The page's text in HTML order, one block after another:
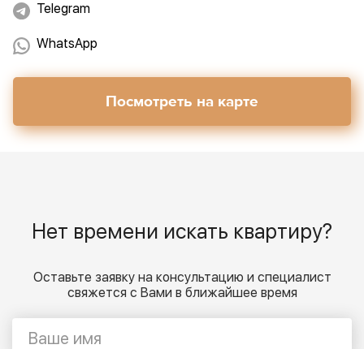
Telegram
WhatsApp
Посмотреть на карте
Нет времени искать квартиру?
Оставьте заявку на консультацию и специалист
свяжется с Вами в ближайшее время